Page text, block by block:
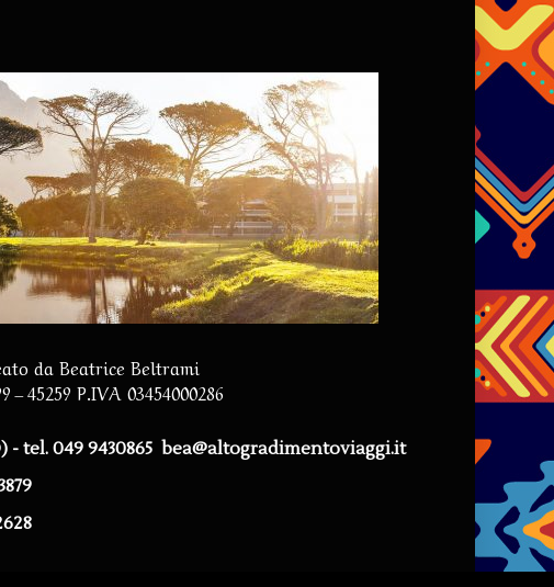
da Beatrice Beltrami
– 45259 P.IVA 03454000286
- tel. 049 9430865bea@altogradimentoviaggi.it